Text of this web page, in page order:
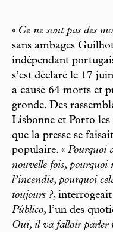
« Ce ne sont pas des
sans ambages
indépendant
s’est déclaré le 17
a causé 64 morts et
gronde. Des
Lisbonne et Porto
que la presse se
populaire. « Pourquoi
nouvelle fois, pourquoi
l’incendie, pourquoi
toujours ?,
Público, l’un des
Oui, il va falloir parler